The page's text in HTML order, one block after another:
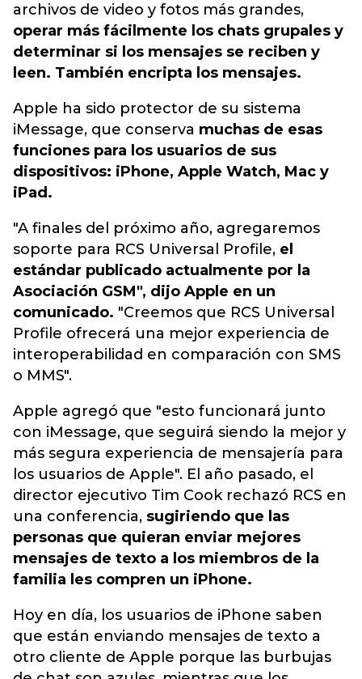
archivos de video y fotos más grandes,
operar más fácilmente los chats grupales y
determinar si los mensajes se reciben y
leen. También encripta los mensajes.
Apple ha sido protector de su sistema
iMessage, que conserva muchas de esas
funciones para los usuarios de sus
dispositivos: iPhone, Apple Watch, Mac y
iPad.
"A finales del próximo año, agregaremos
soporte para RCS Universal Profile, el
estándar publicado actualmente por la
Asociación GSM", dijo Apple en un
comunicado. "Creemos que RCS Universal
Profile ofrecerá una mejor experiencia de
interoperabilidad en comparación con SMS
o MMS".
Apple agregó que "esto funcionará junto
con iMessage, que seguirá siendo la mejor y
más segura experiencia de mensajería para
los usuarios de Apple". El año pasado, el
director ejecutivo Tim Cook rechazó RCS en
una conferencia, sugiriendo que las
personas que quieran enviar mejores
mensajes de texto a los miembros de la
familia les compren un iPhone.
Hoy en día, los usuarios de iPhone saben
que están enviando mensajes de texto a
otro cliente de Apple porque las burbujas